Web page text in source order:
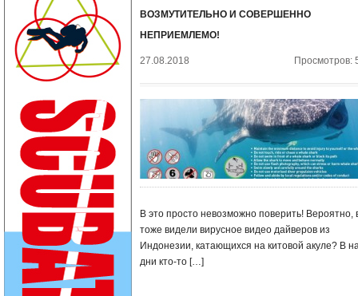
ВОЗМУТИТЕЛЬНО И СОВЕРШЕННО
НЕПРИЕМЛЕМО!
27.08.2018 Просмотров:
В это просто невозможно поверить! Вероятно,
тоже видели вирусное видео дайверов из
Индонезии, катающихся на китовой акуле? В
дни кто-то […]